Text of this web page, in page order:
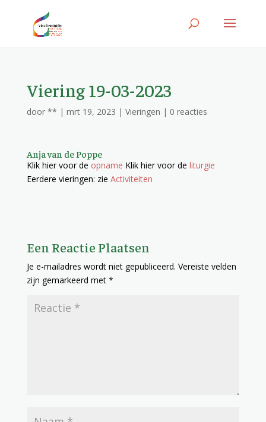
Viering 19-03-2023
door ** | mrt 19, 2023 | Vieringen | 0 reacties
Anja van de Poppe
Klik hier voor de opname Klik hier voor de liturgie
Eerdere vieringen: zie Activiteiten
Een Reactie Plaatsen
Je e-mailadres wordt niet gepubliceerd. Vereiste velden
zijn gemarkeerd met *